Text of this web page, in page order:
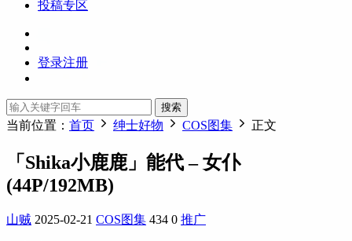
投稿专区
登录注册
搜索
当前位置： 首页 绅士好物 COS图集 正文
「Shika小鹿鹿」能代 – 女仆
(44P/192MB)
山贼 2025-02-21 COS图集 434 0 推广